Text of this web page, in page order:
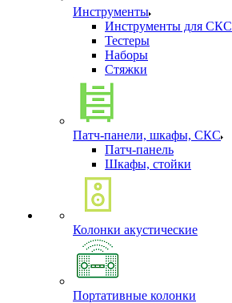
Инструменты
Инструменты для СКС
Тестеры
Наборы
Стяжки
Патч-панели, шкафы, СКС
Патч-панель
Шкафы, стойки
Колонки акустические
Портативные колонки